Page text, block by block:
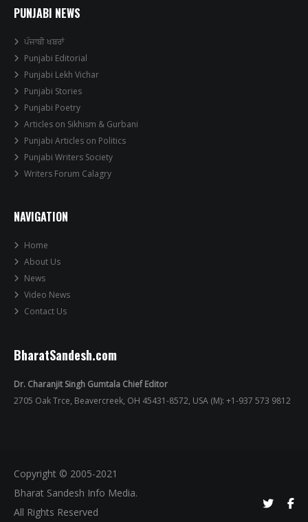
PUNJABI NEWS
ਪੰਜਾਬੀ ਖਬਰਾਂ
Punjabi Editorial
Punjabi Lekh Vichar
Punjabi Stories
Punjabi Poetry
Articles on Sikhism & Gurbani
Punjabi Articles on Politics
Punjabi Writers Society
Writers Forum Calagry
NAVIGATION
Home
About Us
News
Video News
Contact Us
BharatSandesh.com
Dr. Charanjit Singh Gumtala Chief Editor
2705 Oak Trce, Beavercreek, OH 45431-8572, USA (M): +1-937 573 9812
Copyright © 2005-2021
Bharat Sandesh Info Media.
All Rights Reserved